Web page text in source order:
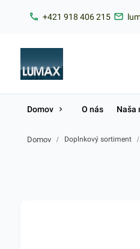
+421 918 406 215
Domov O nás Naša
Domov / Doplnkový sortiment /